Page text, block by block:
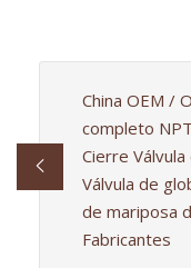
China OEM /
completo
Cierre
Válvula de
de mariposa
Fabricantes